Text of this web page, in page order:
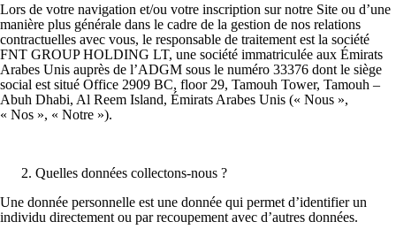
Lors de votre navigation et/ou votre inscription sur notre Site ou d’une
manière plus générale dans le cadre de la gestion de nos relations
contractuelles avec vous, le responsable de traitement est la société
FNT GROUP HOLDING LT, une société immatriculée aux Émirats
Arabes Unis auprès de l’ADGM sous le numéro 33376 dont le siège
social est situé Office 2909 BC, floor 29, Tamouh Tower, Tamouh –
Abuh Dhabi, Al Reem Island, Émirats Arabes Unis (« Nous »,
« Nos », « Notre »).
Quelles données collectons-nous ?
Une donnée personnelle est une donnée qui permet d’identifier un
individu directement ou par recoupement avec d’autres données.